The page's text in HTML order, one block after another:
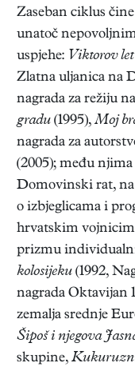
Zaseban ciklus
unatoč
uspjehe: Viktorov let
Zlatna uljanica na
nagrada za režiju
gradu (1995),Moj
nagrada za
(2005); među
Domovinski rat,
o izbjeglicama i
hrvatskim
prizmu
kolosijeku (1992,
nagrada Oktavijan
zemalja srednje
Šipoš i njegova
skupine,